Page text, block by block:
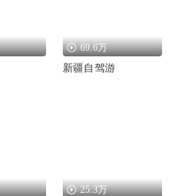
69.6万
新疆自驾游
25.3万